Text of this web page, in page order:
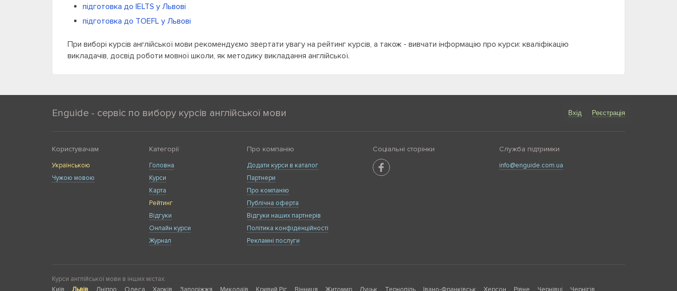
підготовка до IELTS у Львові
підготовка до TOEFL у Львові
При виборі курсів англійської мови рекомендуємо звертати увагу на рейтинг курсів, а також - вивчати інформацію про курси: кваліфікацію
викладачів, досвід роботи мовної школи, як методику викладання англійської.
Enguide - сервіс по вибору курсів англійської мови Вхід Реєстрація
Користувачам
Українською
Чужою мовою
Категорії
Головна
Курси
Карта
Рейтинг
Відгуки
Онлайн курси
Журнал
Про компанію
Додати курси в каталог
Партнери
Про компанію
Публічна оферта
Відгуки наших партнерів
Політика конфіденційності
Рекламні послуги
Соціальні сторінки Служба підтримки
info@enguide.com.ua
Курси англійської мови в інших містах: